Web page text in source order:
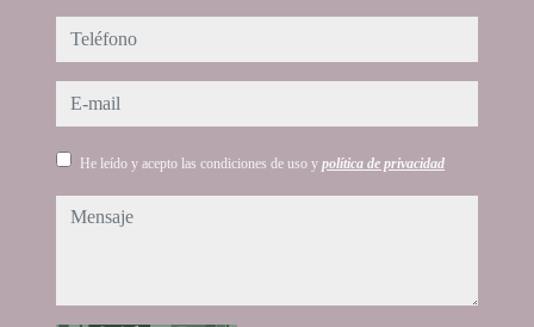
teléfono
e-mail
He leído y acepto las condiciones de uso y política de privacidad
mensaje